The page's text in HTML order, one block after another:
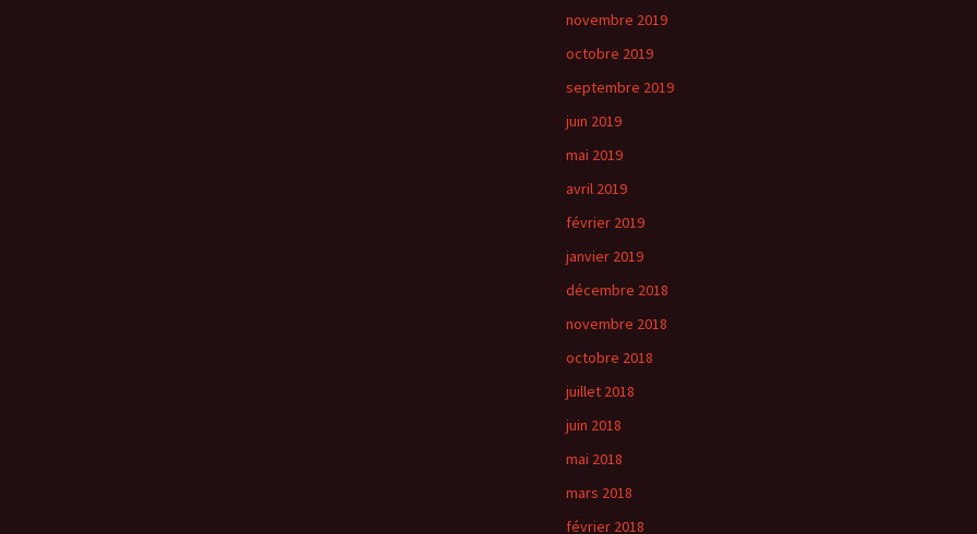
novembre 2019
octobre 2019
septembre 2019
juin 2019
mai 2019
avril 2019
février 2019
janvier 2019
décembre 2018
novembre 2018
octobre 2018
juillet 2018
juin 2018
mai 2018
mars 2018
février 2018